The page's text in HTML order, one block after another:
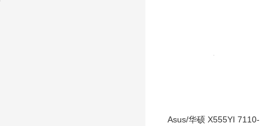
Asus/华硕 X555YI 7110-